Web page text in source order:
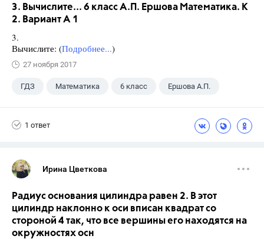
3. Вычислите... 6 класс А.П. Ершова Математика. К
2. Вариант А 1
3.
Вычислите: (Подробнее...)
27 ноября 2017
ГДЗ Математика 6 класс Ершова А.П.
1 ответ
Ирина Цветкова
Радиус основания цилиндра равен 2. В этот
цилиндр наклонно к оси вписан квадрат со
стороной 4 так, что все вершины его находятся на
окружностях осн